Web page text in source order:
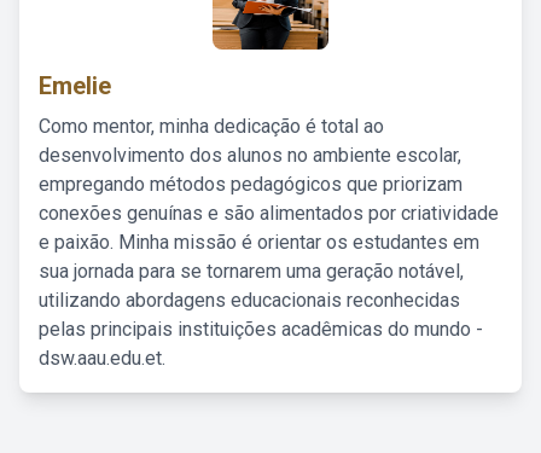
Emelie
Como mentor, minha dedicação é total ao
desenvolvimento dos alunos no ambiente escolar,
empregando métodos pedagógicos que priorizam
conexões genuínas e são alimentados por criatividade
e paixão. Minha missão é orientar os estudantes em
sua jornada para se tornarem uma geração notável,
utilizando abordagens educacionais reconhecidas
pelas principais instituições acadêmicas do mundo -
dsw.aau.edu.et.